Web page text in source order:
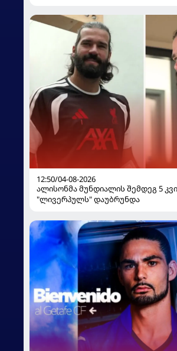
12:50/04-08-2026
ალისონმა მუნდიალის შემდეგ 5
"ლივერპულს" დაუბრუნდა